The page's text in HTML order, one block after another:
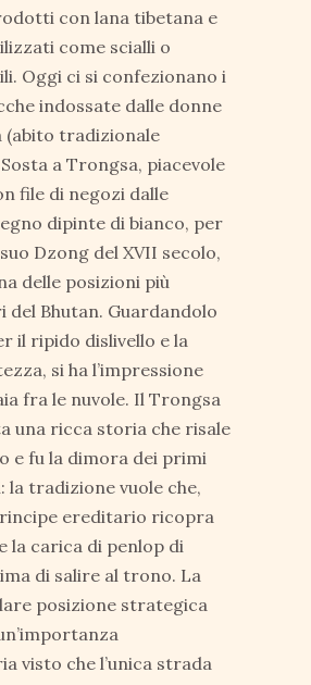
con lana tibetana e
come scialli o
Oggi ci si confezionano i
indossate dalle donne
(abito tradizionale
a Trongsa, piacevole
file di negozi dalle
dipinte di bianco, per
Dzong del XVII secolo,
delle posizioni più
del Bhutan. Guardandolo
il ripido dislivello e la
si ha l’impressione
fra le nuvole. Il Trongsa
una ricca storia che risale
e fu la dimora dei primi
la tradizione vuole che,
ereditario ricopra
la carica di penlop di
di salire al trono. La
posizione strategica
visto che l’unica strada